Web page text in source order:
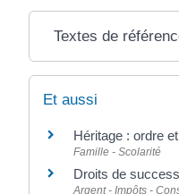
Textes de
Et aussi
Héritage : ordre
Famille - Scolarité
Droits de
Argent - Impôts -